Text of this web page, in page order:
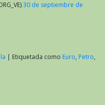
30 de septiembre de
| Etiquetada como Euro, Petro,